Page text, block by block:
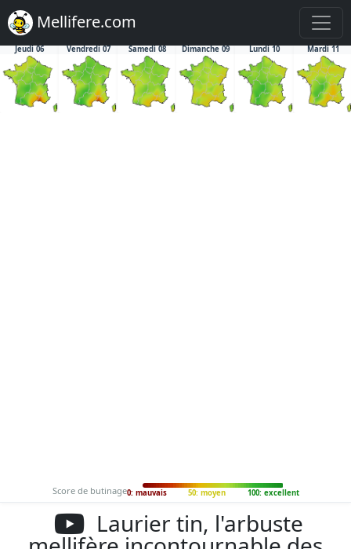
Mellifere.com
Jeudi 06 Vendredi 07 Samedi 08 Dimanche 09 Lundi 10 Mardi 11
Score de butinage0: mauvais 50: moyen 100: excellent
Laurier tin, l'arbuste